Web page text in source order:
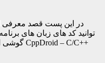
در این پست قصد معرفی
توانید کد های زبان های
گوشی اندرویدی خود اجرا کنید.این اپلیکیشن CppDroid – C/C++